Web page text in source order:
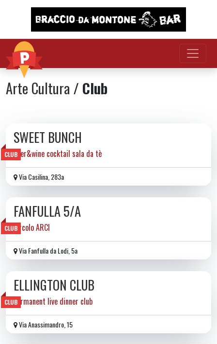
Vai al contenuto
Arte Cultura / Club
CLUB
SWEET BUNCH
beer&wine cocktail sala da tè
Via Casilina, 283a
CLUB
FANFULLA 5/A
circolo ARCI
Via Fanfulla da Lodi, 5a
CLUB
ELLINGTON CLUB
permanent live dinner club
Via Anassimandro, 15